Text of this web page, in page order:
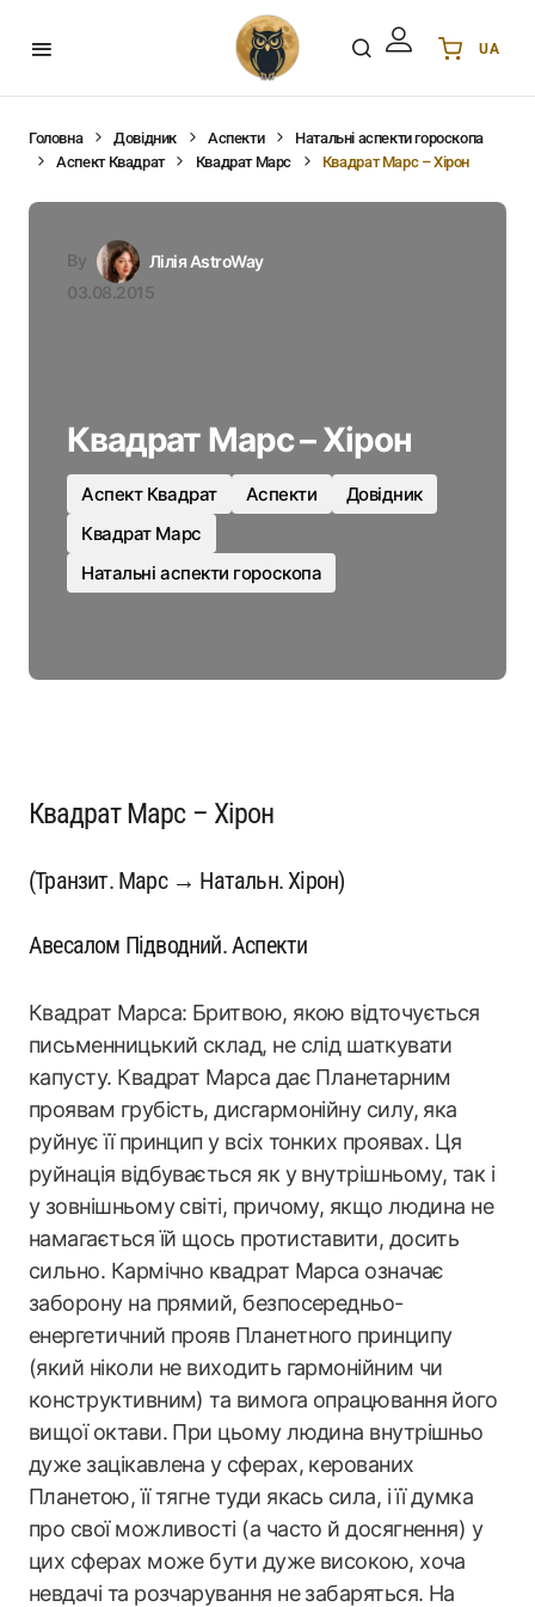
UA
DE Deutsch
PL Polski
Головна Довідник Аспекти
Натальні аспекти гороскопа
Аспект Квадрат
Квадрат Марс Квадрат Марс – Хірон
By
Лілія AstroWay
03.08.2015
Квадрат Марс – Хірон
Аспект Квадрат Аспекти
Довідник
Квадрат Марс
Натальні аспекти гороскопа
Квадрат Марс – Хірон
(Транзит. Марс → Натальн. Хірон)
Авесалом Підводний. Аспекти
Квадрат Марса: Бритвою, якою відточується
письменницький склад, не слід шаткувати
капусту. Квадрат Марса дає Планетарним
проявам грубість, дисгармонійну силу, яка
руйнує її принцип у всіх тонких проявах. Ця
руйнація відбувається як у внутрішньому, так і
у зовнішньому світі, причому, якщо людина не
намагається їй щось протиставити, досить
сильно. Кармічно квадрат Марса означає
заборону на прямий, безпосередньо-
енергетичний прояв Планетного принципу
(який ніколи не виходить гармонійним чи
конструктивним) та вимога опрацювання його
вищої октави. При цьому людина внутрішньо
дуже зацікавлена у сферах, керованих
Планетою, її тягне туди якась сила, і її думка
про свої можливості (а часто й досягнення) у
цих сферах може бути дуже високою, хоча
невдачі та розчарування не забаряться. На